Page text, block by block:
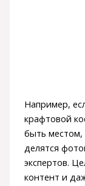
Например,
крафтовой
быть местом,
делятся
экспертов.
контент и